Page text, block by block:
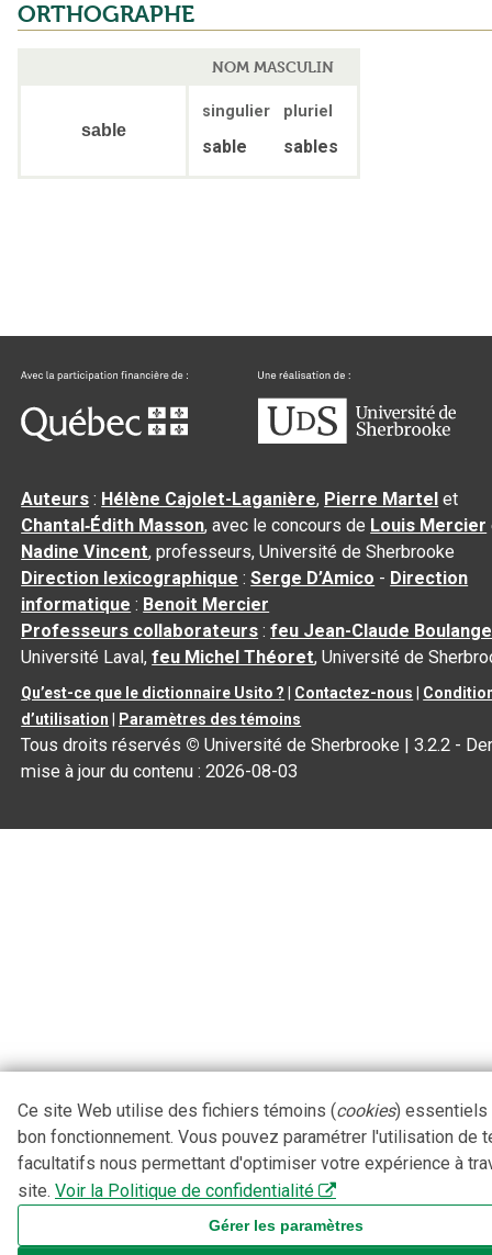
ORTHOGRAPHE
NOM MASCULIN
sable
singulier pluriel
sable sables
Auteurs : Hélène Cajolet-Laganière, Pierre Martel et
Chantal‑Édith Masson, avec le concours de Louis Mercier
Nadine Vincent, professeurs, Université de Sherbrooke
Direction lexicographique :Serge D’Amico - Direction
informatique : Benoit Mercier
Professeurs collaborateurs :feu Jean-Claude
Université Laval,feu Michel Théoret, Université de
Qu’est-ce que le dictionnaire Usito ? Contactez-nous
d’utilisation
Paramètres des témoins
Tous droits réservés © Université de Sherbrooke |3.2.2 -
mise à jour du contenu :2026-08-03
Ce site Web utilise des fichiers témoins (cookies) essentiels
bon fonctionnement. Vous pouvez paramétrer l'utilisation de
facultatifs nous permettant d'optimiser votre expérience à
site. Voir la Politique de confidentialité
Gérer les paramètres